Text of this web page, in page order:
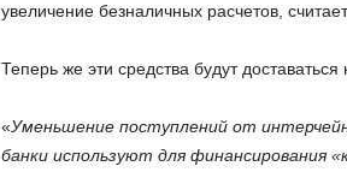
увеличение безналичных расчетов,
Теперь же эти средства будут
«Уменьшение поступлений от
банки используют для финансирования